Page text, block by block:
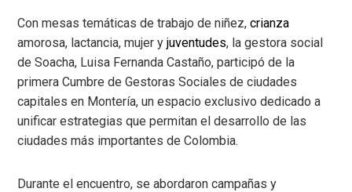
Con mesas temáticas de trabajo de niñez,crianza
amorosa, lactancia, mujer yjuventudes, la gestora social
de Soacha, Luisa Fernanda Castaño, participó de la
primera Cumbre de Gestoras Sociales de ciudades
capitales en Montería, un espacio exclusivo dedicado a
unificar estrategias que permitan el desarrollo de las
ciudades más importantes de Colombia.
Durante el encuentro, se abordaron campañas y